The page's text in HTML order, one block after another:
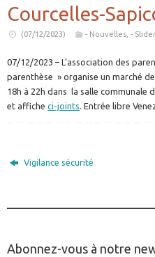
Courcelles-
(07/12/2023) - Nouvelles ,- Slider
07/12/2023 – L’association des
parenthèse » organise un marché
18h à 22h dans la salle communale
et affiche ci-joints. Entrée libre
Vigilance sécurité
Abonnez-vous à notre